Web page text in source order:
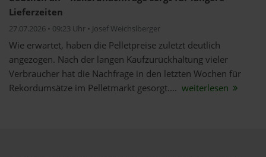
Lieferzeiten
27.07.2026 • 09:23 Uhr • Josef Weichslberger
Wie erwartet, haben die Pelletpreise zuletzt deutlich
angezogen. Nach der langen Kaufzurückhaltung vieler
Verbraucher hat die Nachfrage in den letzten Wochen für
Rekordumsätze im Pelletmarkt gesorgt.... weiterlesen